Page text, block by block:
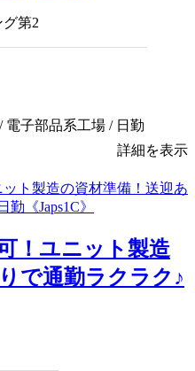
第2
電子部品系工場 / 日勤
詳細を表示
！ユニット製造
で通勤ラクラク♪